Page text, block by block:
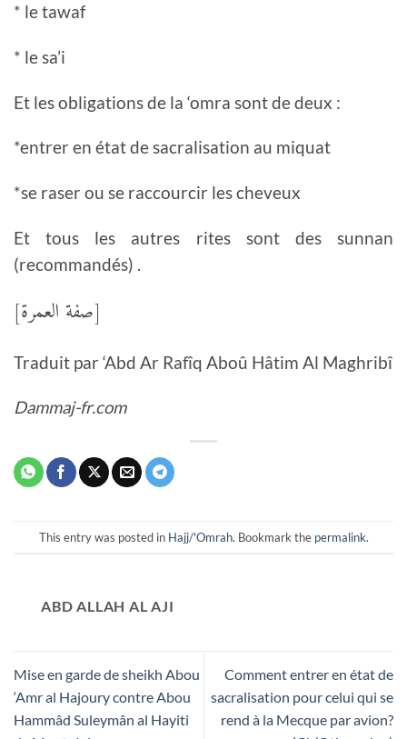
* le tawaf
* le sa’i
Et les obligations de la ‘omra sont de deux :
*entrer en état de sacralisation au miquat
*se raser ou se raccourcir les cheveux
Et tous les autres rites sont des sunnan
(recommandés) .
[صفة العمرة]
Traduit par ‘Abd Ar Rafîq Aboû Hâtim Al Maghribî
Dammaj-fr.com
This entry was posted in Hajj/'Omrah. Bookmark the permalink.
ABD ALLAH AL AJI
Mise en garde de sheikh Abou
‘Amr al Hajoury contre Abou
Hammâd Suleymân al Hayiti
Comment entrer en état de
sacralisation pour celui qui se
rend à la Mecque par avion?